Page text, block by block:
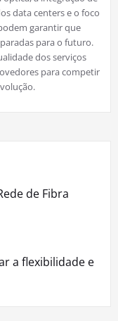
data centers e o foco
garantir que
para o futuro.
dos serviços
para competir
de Fibra
a flexibilidade e